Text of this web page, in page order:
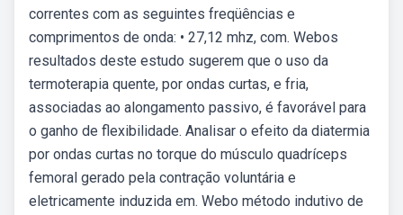
correntes com as seguintes freqüências e
comprimentos de onda: • 27,12 mhz, com. Webos
resultados deste estudo sugerem que o uso da
termoterapia quente, por ondas curtas, e fria,
associadas ao alongamento passivo, é favorável para
o ganho de flexibilidade. Analisar o efeito da diatermia
por ondas curtas no torque do músculo quadríceps
femoral gerado pela contração voluntária e
eletricamente induzida em. Webo método indutivo de